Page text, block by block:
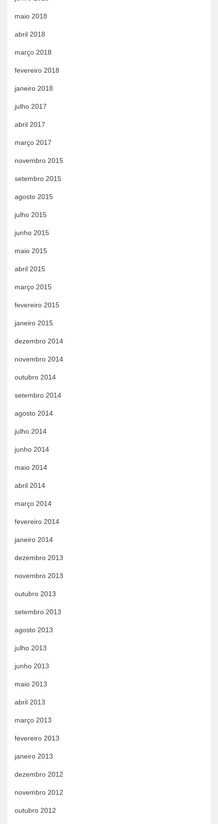
maio 2018
abril 2018
março 2018
fevereiro 2018
janeiro 2018
julho 2017
abril 2017
março 2017
novembro 2015
setembro 2015
agosto 2015
julho 2015
junho 2015
maio 2015
abril 2015
março 2015
fevereiro 2015
janeiro 2015
dezembro 2014
novembro 2014
outubro 2014
setembro 2014
agosto 2014
julho 2014
junho 2014
maio 2014
abril 2014
março 2014
fevereiro 2014
janeiro 2014
dezembro 2013
novembro 2013
outubro 2013
setembro 2013
agosto 2013
julho 2013
junho 2013
maio 2013
abril 2013
março 2013
fevereiro 2013
janeiro 2013
dezembro 2012
novembro 2012
outubro 2012